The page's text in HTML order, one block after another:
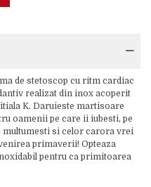
de stetoscop cu ritm cardiac
realizat din inox acoperit
K. Daruieste martisoare
oamenii pe care ii iubesti, pe
si celor carora vrei
primaverii! Opteaza
pentru ca primitoarea